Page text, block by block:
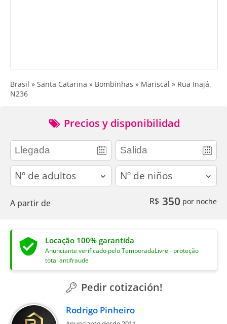
Brasil » Santa Catarina » Bombinhas » Mariscal » Rua Inajá,
N236
Precios y disponibilidad
adults children
A partir de R$ 350 por noche
Locação 100% garantida
Anunciante verificado pelo TemporadaLivre - proteção
total antifraude
Pedir cotización!
Rodrigo Pinheiro